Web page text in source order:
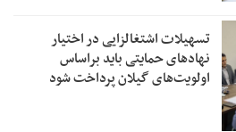
تسهیلات اشتغالزایی در اختیار
نهادهای حمایتی باید براساس
اولویت‌های گیلان پرداخت شود